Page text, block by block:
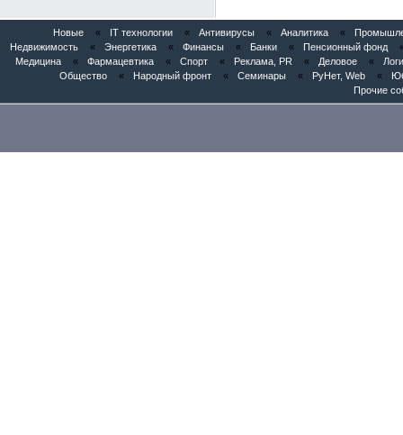
Новые « IT технологии « Антивирусы « Аналитика «
Недвижимость
« Энергетика « Финансы « Банки « Пенсионный фонд
Медицина
« Фармацевтика « Спорт « Реклама, PR « Деловое «
Общество
« Народный фронт « Семинары « РуНет, Web «
Прочие